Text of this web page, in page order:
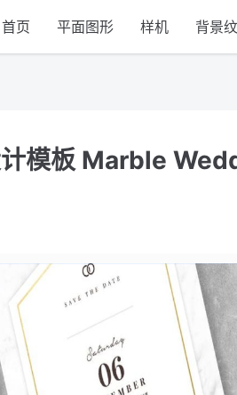
首页 平面图形 样机 背景
计模板 Marble